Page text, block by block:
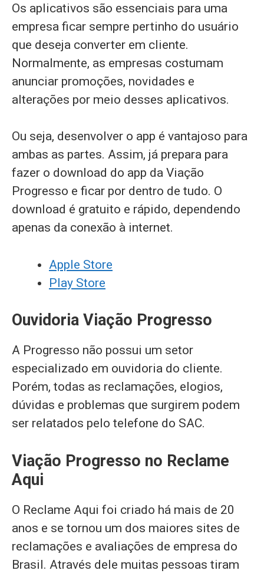
Os aplicativos são essenciais para uma
empresa ficar sempre pertinho do usuário
que deseja converter em cliente.
Normalmente, as empresas costumam
anunciar promoções, novidades e
alterações por meio desses aplicativos.
Ou seja, desenvolver o app é vantajoso para
ambas as partes. Assim, já prepara para
fazer o download do app da Viação
Progresso e ficar por dentro de tudo. O
download é gratuito e rápido, dependendo
apenas da conexão à internet.
Apple Store
Play Store
Ouvidoria Viação Progresso
A Progresso não possui um setor
especializado em ouvidoria do cliente.
Porém, todas as reclamações, elogios,
dúvidas e problemas que surgirem podem
ser relatados pelo telefone do SAC.
Viação Progresso no Reclame
Aqui
O Reclame Aqui foi criado há mais de 20
anos e se tornou um dos maiores sites de
reclamações e avaliações de empresa do
Brasil. Através dele muitas pessoas tiram